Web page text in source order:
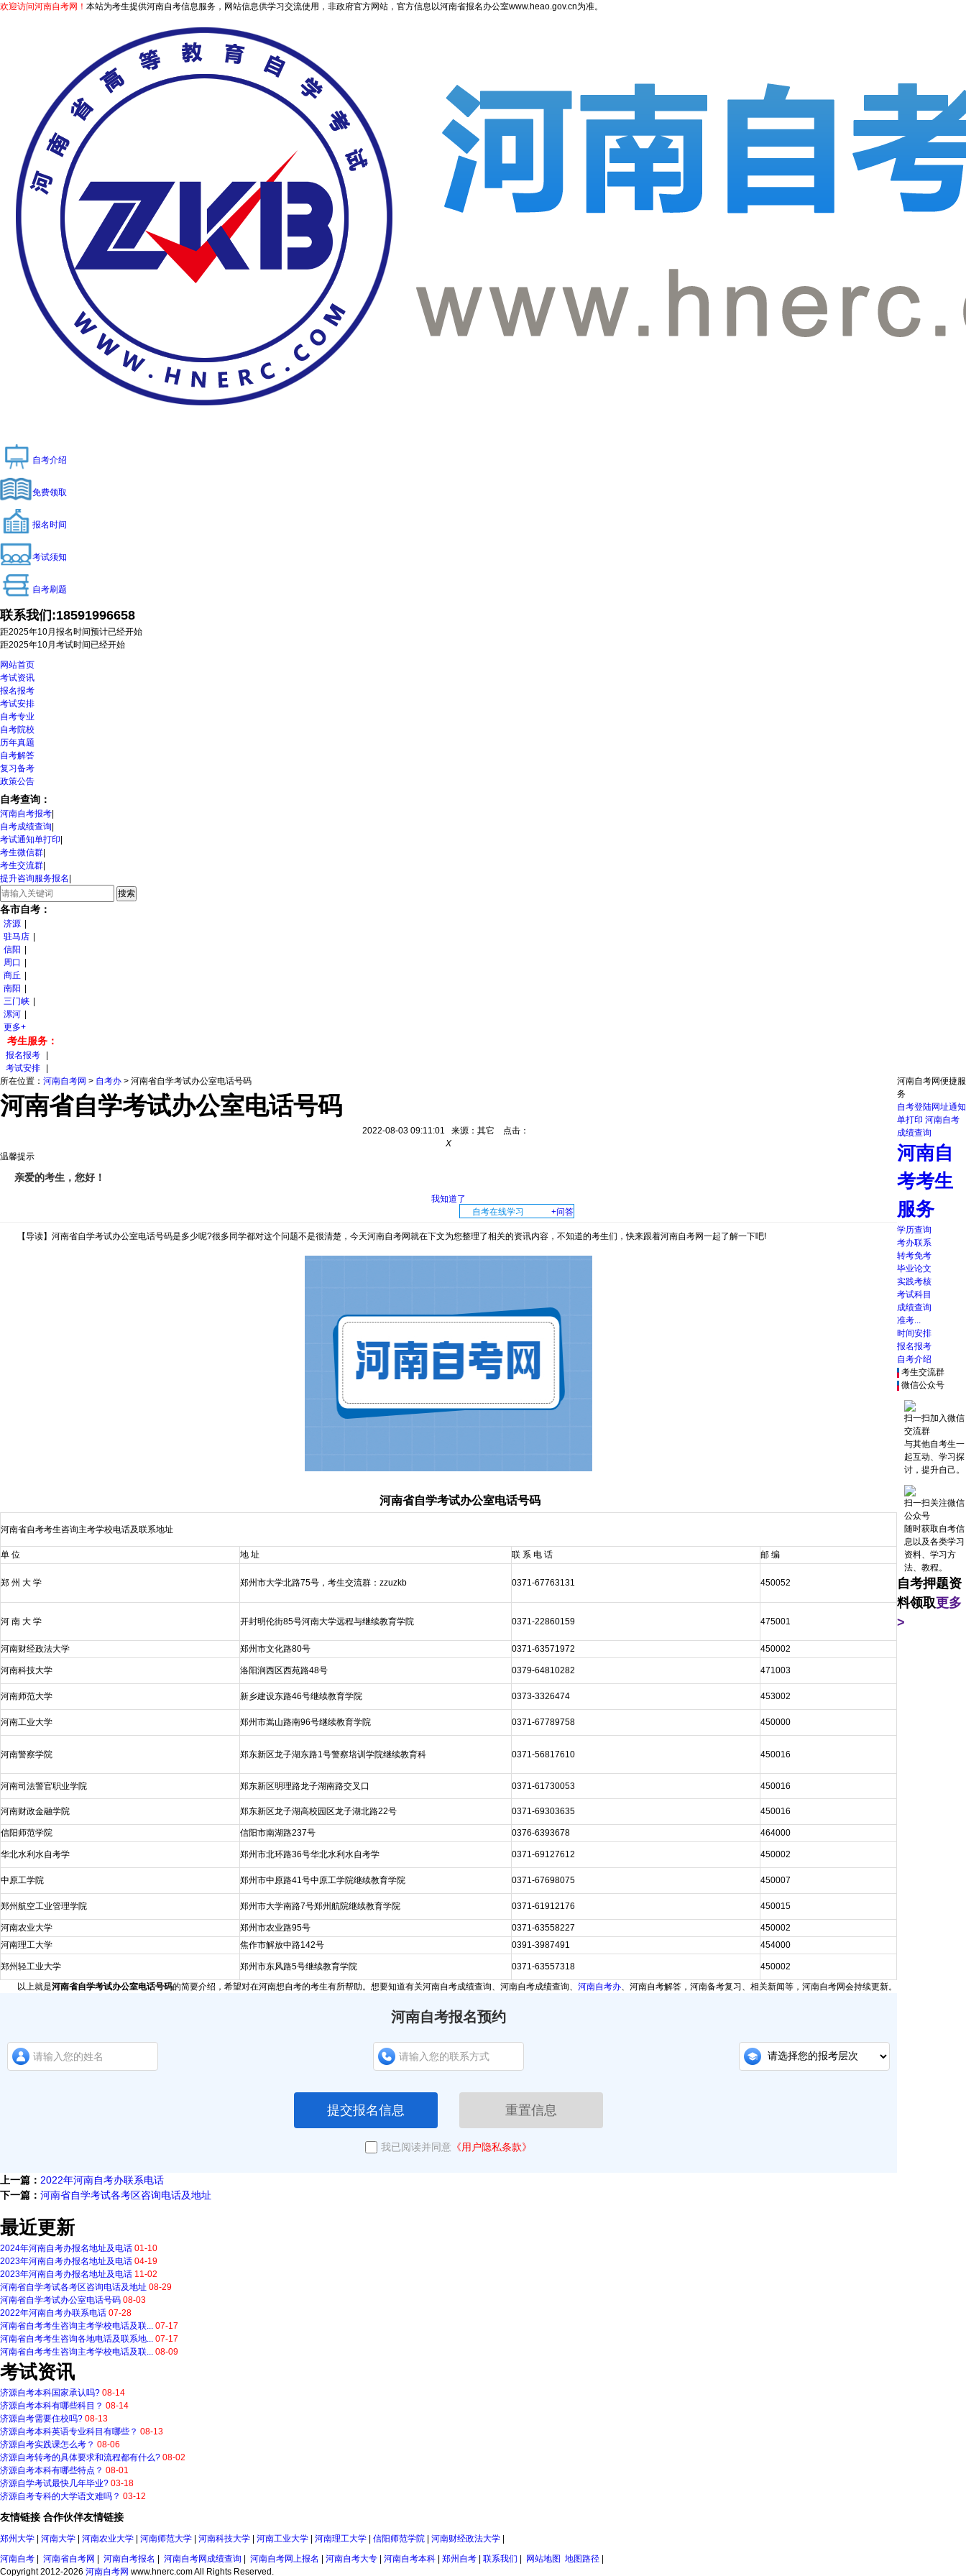
欢迎访问河南自考网！ 本站为考生提供河南自考信息服务，网站信息供学习交流使用，非政府官方网站，官方信息以河南省报名办公室www.heao.gov.cn为准。
自考介绍
免费领取
报名时间
考试须知
自考刷题
联系我们:18591996658
距2025年10月报名时间预计已经开始
距2025年10月考试时间已经开始
网站首页
考试资讯
报名报考
考试安排
自考专业
自考院校
历年真题
自考解答
复习备考
政策公告
自考查询：
河南自考报考
自考成绩查询
考试通知单打印
考生微信群
考生交流群
提升咨询服务报名
各市自考：
济源
驻马店
信阳
周口
商丘
南阳
三门峡
漯河
更多+
考生服务：
报名报考
考试安排
所在位置： 河南自考网 > 自考办 > 河南省自学考试办公室电话号码
河南省自学考试办公室电话号码
2022-08-03 09:11:01 来源：其它 点击：
X
温馨提示
亲爱的考生，您好！
我知道了
自考在线学习
+问答
【导读】河南省自学考试办公室电话号码是多少呢?很多同学都对这个问题不是很清楚，今天河南自考网就在下文为您整理了相关的资讯内容，不知道的考生们，快来跟着河南自考网一起了解一下吧!
河南省自学考试办公室电话号码
河南省自考考生咨询主考学校电话及联系地址
单 位 地 址 联 系 电 话 邮 编
郑 州 大 学 郑州市大学北路75号，考生交流群：zzuzkb 0371-67763131 450052
河 南 大 学 开封明伦街85号河南大学远程与继续教育学院 0371-22860159 475001
河南财经政法大学 郑州市文化路80号 0371-63571972 450002
河南科技大学 洛阳涧西区西苑路48号 0379-64810282 471003
河南师范大学 新乡建设东路46号继续教育学院 0373-3326474 453002
河南工业大学 郑州市嵩山路南96号继续教育学院 0371-67789758 450000
河南警察学院 郑东新区龙子湖东路1号警察培训学院继续教育科 0371-56817610 450016
河南司法警官职业学院 郑东新区明理路龙子湖南路交叉口 0371-61730053 450016
河南财政金融学院 郑东新区龙子湖高校园区龙子湖北路22号 0371-69303635 450016
信阳师范学院 信阳市南湖路237号 0376-6393678 464000
华北水利水自考学 郑州市北环路36号华北水利水自考学 0371-69127612 450002
中原工学院 郑州市中原路41号中原工学院继续教育学院 0371-67698075 450007
郑州航空工业管理学院 郑州市大学南路7号郑州航院继续教育学院 0371-61912176 450015
河南农业大学 郑州市农业路95号 0371-63558227
450002
河南理工大学
焦作市解放中路142号 0391-3987491 454000
郑州轻工业大学 郑州市东风路5号继续教育学院 0371-63557318
450002
以上就是河南省自学考试办公室电话号码的简要介绍，希望对在河南想自考的考生有所帮助。想要知道有关河南自考成绩查询、河南自考成绩查询、 河南自考办、河南自考解答，河南备考复习、相关新闻等，河南自考网会持续更新。
河南自考报名预约
提交报名信息 重置信息
我已阅读并同意 《用户隐私条款》
上一篇： 2022年河南自考办联系电话
下一篇： 河南省自学考试各考区咨询电话及地址
最近更新
2024年河南自考办报名地址及电话 01-10
2023年河南自考办报名地址及电话 04-19
2023年河南自考办报名地址及电话 11-02
河南省自学考试各考区咨询电话及地址 08-29
河南省自学考试办公室电话号码 08-03
2022年河南自考办联系电话 07-28
河南省自考考生咨询主考学校电话及联... 07-17
河南省自考考生咨询各地电话及联系地... 07-17
河南省自考考生咨询主考学校电话及联... 08-09
考试资讯
济源自考本科国家承认吗? 08-14
济源自考本科有哪些科目？ 08-14
济源自考需要住校吗? 08-13
济源自考本科英语专业科目有哪些？ 08-13
济源自考实践课怎么考？ 08-06
济源自考转考的具体要求和流程都有什么? 08-02
济源自考本科有哪些特点？ 08-01
济源自学考试最快几年毕业? 03-18
济源自考专科的大学语文难吗？ 03-12
河南自考网便捷服
务
自考登陆网址通知
单打印 河南自考
成绩查询
河南自
考考生
服务
学历查询
考办联系
转考免考
毕业论文
实践考核
考试科目
成绩查询
准考...
时间安排
报名报考
自考介绍
考生交流群
微信公众号
扫一扫加入微信
交流群
与其他自考生一
起互动、学习探
讨，提升自己。
扫一扫关注微信
公众号
随时获取自考信
息以及各类学习
资料、学习方
法、教程。
自考押题资
料领取更多
>
友情链接 合作伙伴友情链接
郑州大学 河南大学 河南农业大学 河南师范大学 河南科技大学 河南工业大学 河南理工大学 信阳师范学院 河南财经政法大学
河南自考
河南省自考网 河南自考报名 河南自考网成绩查询 河南自考网上报名 河南自考大专 河南自考本科 郑州自考 联系我们 网站地图 地图路径
Copyright 2012-2026 河南自考网 www.hnerc.com All Rights Reserved.